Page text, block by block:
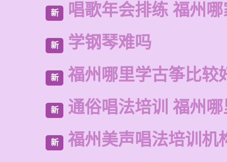
新 唱歌年会排练 福州
新 学钢琴难吗
新 福州哪里学古筝比较
新 通俗唱法培训 福州
新 福州美声唱法培训机